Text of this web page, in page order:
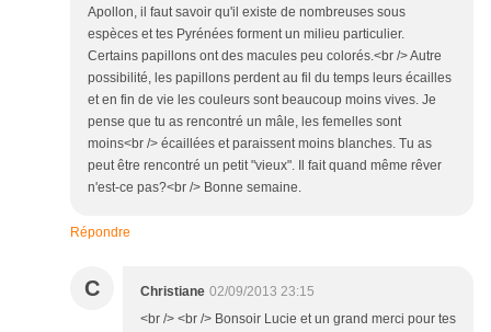
Apollon, il faut savoir qu'il existe de nombreuses sous
espèces et tes Pyrénées forment un milieu particulier.
Certains papillons ont des macules peu colorés.<br /> Autre
possibilité, les papillons perdent au fil du temps leurs écailles
et en fin de vie les couleurs sont beaucoup moins vives. Je
pense que tu as rencontré un mâle, les femelles sont
moins<br /> écaillées et paraissent moins blanches. Tu as
peut être rencontré un petit "vieux". Il fait quand même rêver
n'est-ce pas?<br /> Bonne semaine.
Répondre
C Christiane 02/09/2013 23:15
<br /> <br /> Bonsoir Lucie et un grand merci pour tes